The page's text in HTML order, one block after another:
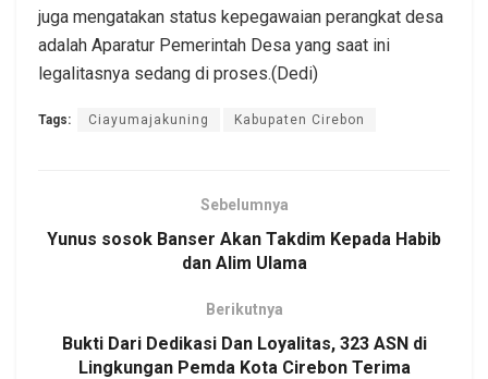
juga mengatakan status kepegawaian perangkat desa
adalah Aparatur Pemerintah Desa yang saat ini
legalitasnya sedang di proses.(Dedi)
Tags: Ciayumajakuning Kabupaten Cirebon
Sebelumnya
Yunus sosok Banser Akan Takdim Kepada Habib
dan Alim Ulama
Berikutnya
Bukti Dari Dedikasi Dan Loyalitas, 323 ASN di
Lingkungan Pemda Kota Cirebon Terima